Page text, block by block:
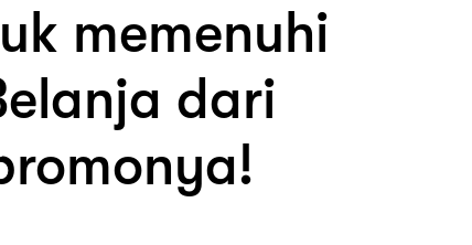
memenuhi
dari